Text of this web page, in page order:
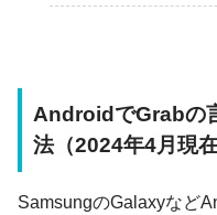
AndroidでGrabの
法（2024年4月現
SamsungのGalaxyなど